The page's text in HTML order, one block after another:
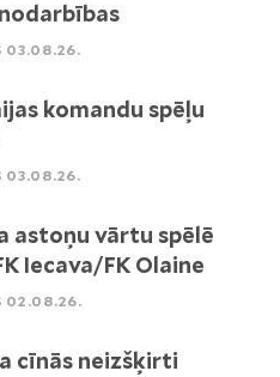
03.08.26.
komandu spēļu
03.08.26.
astoņu vārtu spēlē
Iecava/FK Olaine
02.08.26.
cīnās neizšķirti